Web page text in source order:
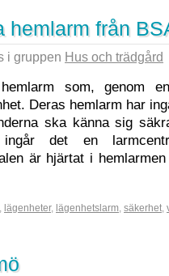
hemlarm från
i gruppen Hus och trädgård
som, genom
Deras hemlarm har
ska känna sig
det en
är hjärtat i
, lägenheter, lägenhetslarm, säkerhet,